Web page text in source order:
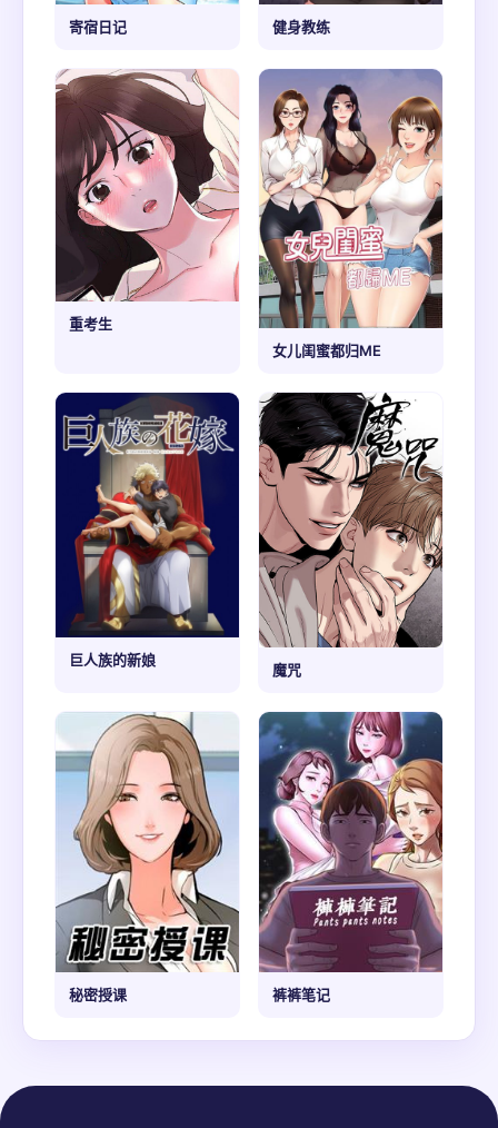
寄宿日记 健身教练
重考生
女儿闺蜜都归ME
巨人族的新娘
魔咒
秘密授课 裤裤笔记